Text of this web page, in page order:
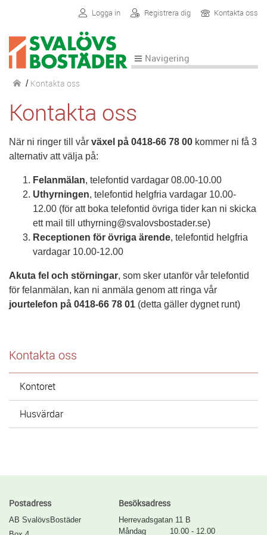
Logga in Registrera dig Kontakta oss
Navigering
/ Kontakta oss
Kontakta oss
Kontoret
Husvärdar
Kontakta oss
När ni ringer till vår växel på 0418-66 78 00 kommer ni få 3
alternativ att välja på:
Felanmälan, telefontid vardagar 08.00-10.00
Uthyrningen, telefontid helgfria vardagar 10.00-
12.00 (för att boka telefontid övriga tider kan ni skicka
ett mail till uthyrning@svalovsbostader.se)
Receptionen för övriga ärende, telefontid helgfria
vardagar 10.00-12.00
Akuta fel och störningar, som sker utanför vår telefontid
för felanmälan, kan ni anmäla genom att ringa vår
jourtelefon på 0418-66 78 01 (detta gäller dygnet runt)
Postadress
AB SvalövsBostäder
Besöksadress
Herrevadsgatan 11 B
Måndag 10.00 - 12.00